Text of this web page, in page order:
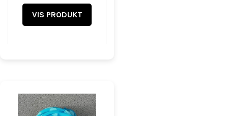
VIS PRODUKT